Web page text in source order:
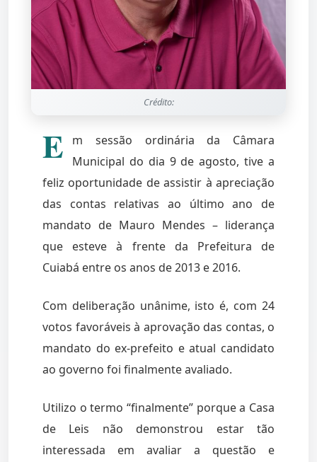
Crédito:
E
m sessão ordinária da Câmara
Municipal do dia 9 de agosto, tive a
feliz oportunidade de assistir à apreciação
das contas relativas ao último ano de
mandato de Mauro Mendes – liderança
que esteve à frente da Prefeitura de
Cuiabá entre os anos de 2013 e 2016.
Com deliberação unânime, isto é, com 24
votos favoráveis à aprovação das contas, o
mandato do ex-prefeito e atual candidato
ao governo foi finalmente avaliado.
Utilizo o termo “finalmente” porque a Casa
de Leis não demonstrou estar tão
interessada em avaliar a questão e